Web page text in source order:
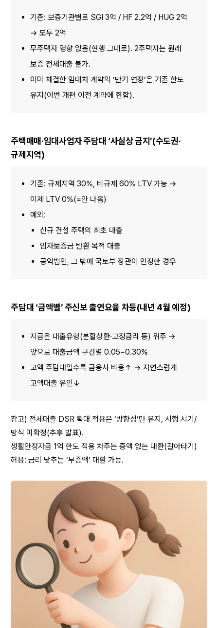
기존: 보증기관별로 SGI 3억 / HF 2.2억 / HUG 2억
→ 모두 2억
무주택자 영향 없음(현행 그대로). 2주택자는 원래
보증 전세대출 불가.
이미 체결한 임대차 계약의 ‘만기 연장’은 기존 한도
유지(이번 개편 이전 계약에 한함).
주택매매·임대사업자 주담대 ‘사실상 금지’(수도권·
규제지역)
기존: 규제지역 30%, 비규제 60% LTV 가능 →
이제 LTV 0%(=안 나옴)
예외:
신규 건설 주택의 최초 대출
임차보증금 반환 목적 대출
공익법인, 그 밖에 국토부 장관이 인정한 경우
주담대 ‘금액별’ 주신보 출연요율 차등(내년 4월 예정)
지금은 대출유형(분할상환·고정금리 등) 위주 →
앞으로 대출금액 구간별 0.05~0.30%
고액 주담대일수록 금융사 비용↑ → 자연스럽게
고액대출 유인↓
참고) 전세대출 DSR 확대 적용은 ‘방향성’만 유지, 시행 시기/
방식 미확정(추후 발표).
생활안정자금 1억 한도 적용 차주는 증액 없는 대환(갈아타기)
허용: 금리 낮추는 ‘무증액’ 대환 가능.